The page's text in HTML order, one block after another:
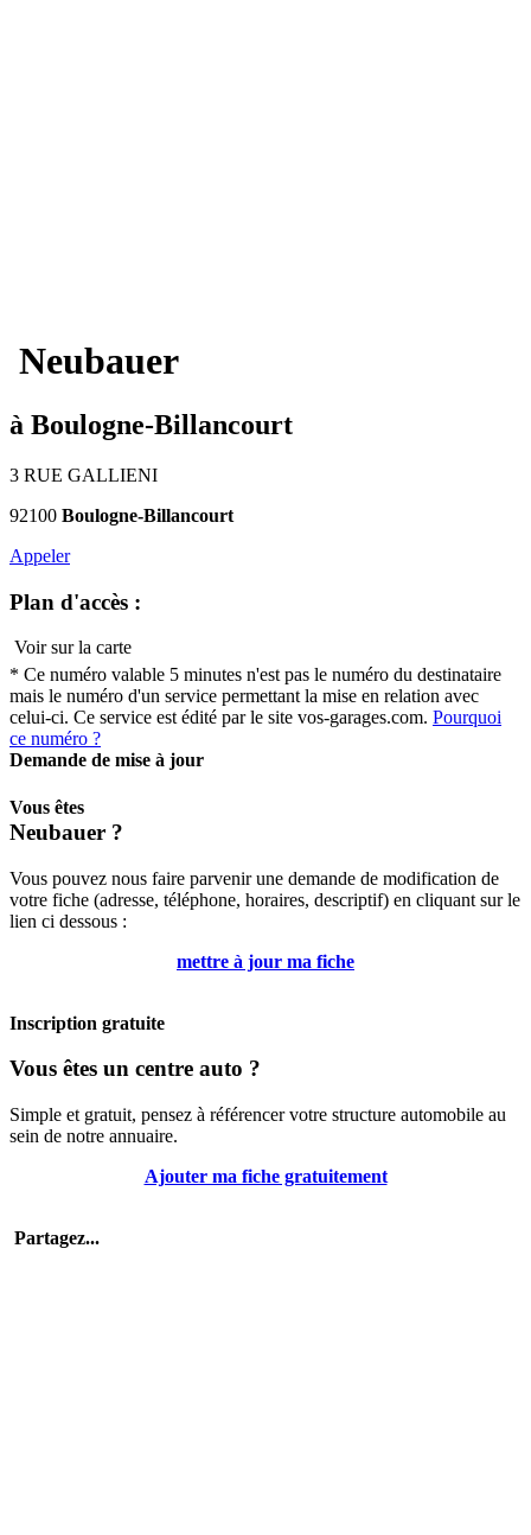
Neubauer
à Boulogne-Billancourt
3 RUE GALLIENI
92100 Boulogne-Billancourt
Appeler
Plan d'accès :
Voir sur la carte
* Ce numéro valable 5 minutes n'est pas le numéro du destinataire
mais le numéro d'un service permettant la mise en relation avec
celui-ci. Ce service est édité par le site vos-garages.com. Pourquoi
ce numéro ?
Demande de mise à jour
Vous êtes
Neubauer ?
Vous pouvez nous faire parvenir une demande de modification de
votre fiche (adresse, téléphone, horaires, descriptif) en cliquant sur le
lien ci dessous :
mettre à jour ma fiche
Inscription gratuite
Vous êtes un centre auto ?
Simple et gratuit, pensez à référencer votre structure automobile au
sein de notre annuaire.
Ajouter ma fiche gratuitement
Partagez...